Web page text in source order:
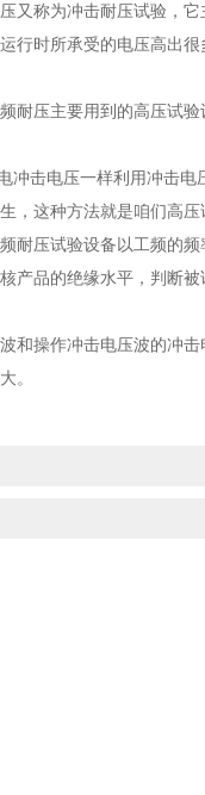
称为冲击耐压试验，它
行时所承受的电压高出
压主要用到的高压试验
击电压一样利用冲击电
这种方法就是咱们高压
压试验设备以工频的频
产品的绝缘水平，判断
操作冲击电压波的冲击
。